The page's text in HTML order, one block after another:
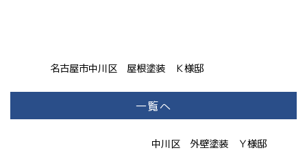
名古屋市中川区 屋根塗装 Ｋ様邸
一覧へ
中川区 外壁塗装 Ｙ様邸